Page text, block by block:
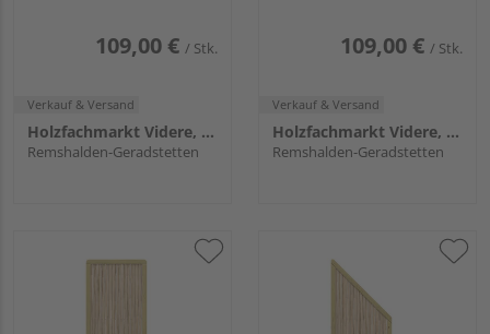
109,00 € / Stk.
Verkauf & Versand
Holzfachmarkt Videre, Remshalden
Remshalden-Geradstetten
109,00 € / Stk.
Verkauf & Versand
Holzfachmarkt Videre, Remshalden
Remshalden-Geradstetten